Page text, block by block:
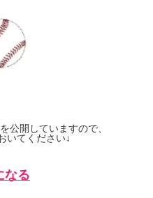
を公開していますので、
いてください↓
る